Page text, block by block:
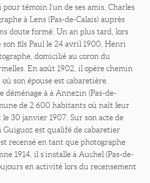
pour témoin l’un de ses amis, Charles
à Lens (Pas-de-Calais) auprès
doute formé. Un an plus tard, lors
son fils Paul le 24 avril 1900, Henri
domicilié au coron du
En août 1902, il opère chemin
son épouse est cabaretière.
déménage à à Annezin (Pas-de-
de 2 600 habitants où naît leur
30 janvier 1907. Sur son acte de
Guiguoz est qualifé de cabaretier
recensé en tant que photographe
1914, il s’installe à Auchel (Pas-de-
en activité lors du recensement